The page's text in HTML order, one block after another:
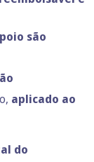
são
aplicado ao
do